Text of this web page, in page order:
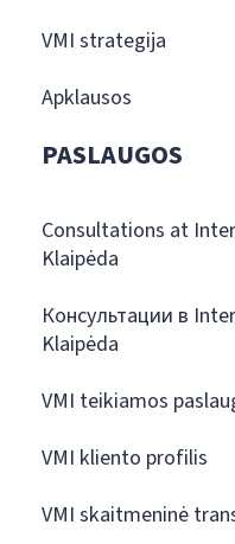
VMI strategija
Apklausos
PASLAUGOS
Consultations at
Klaipėda
Консультации в
Klaipėda
VMI teikiamos
VMI kliento profilis
VMI skaitmeninė